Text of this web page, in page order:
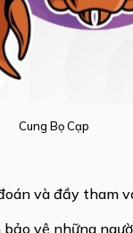
Cung Bọ Cạp
và đầy tham
vệ những